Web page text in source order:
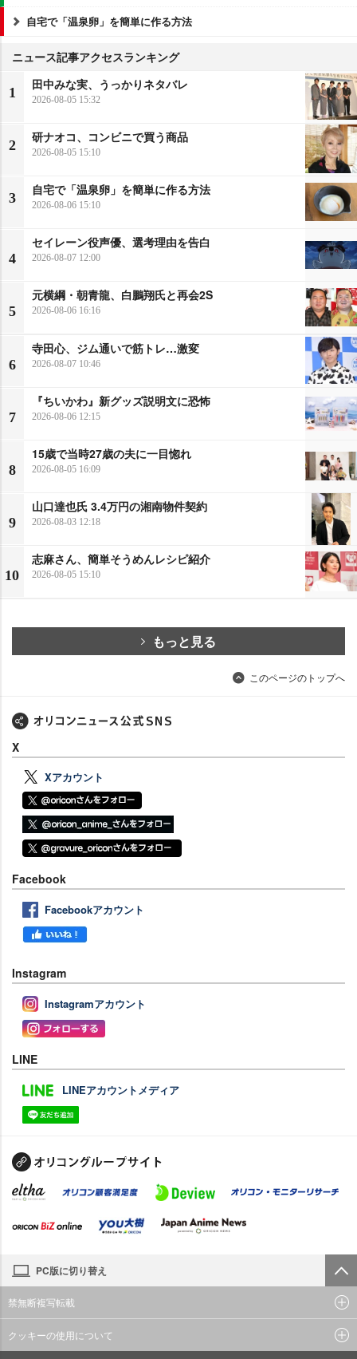
自宅で「温泉卵」を簡単に作る方法
ニュース記事アクセスランキング
1
田中みな実、うっかりネタバレ
2026-08-05 15:32
2
研ナオコ、コンビニで買う商品
2026-08-05 15:10
3
自宅で「温泉卵」を簡単に作る方法
2026-08-06 15:10
4
セイレーン役声優、選考理由を告白
2026-08-07 12:00
5
元横綱・朝青龍、白鵬翔氏と再会2S
2026-08-06 16:16
6
寺田心、ジム通いで筋トレ…激変
2026-08-07 10:46
7
『ちいかわ』新グッズ説明文に恐怖
2026-08-06 12:15
8
15歳で当時27歳の夫に一目惚れ
2026-08-05 16:09
9
山口達也氏 3.4万円の湘南物件契約
2026-08-03 12:18
10
志麻さん、簡単そうめんレシピ紹介
2026-08-05 15:10
もっと見る
このページのトップへ
X
Xアカウント
Facebook
Facebookアカウント
Instagram
Instagramアカウント
LINE
LINEアカウントメディア
PC版に切り替え
禁無断複写転載
クッキーの使用について